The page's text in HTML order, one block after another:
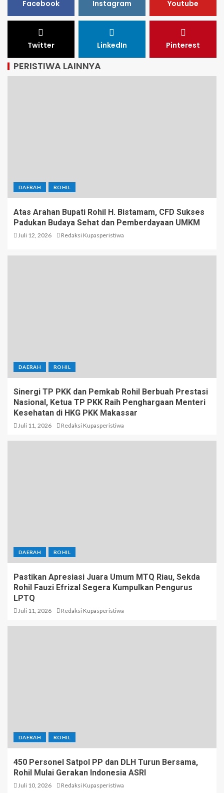
Facebook Instagram Youtube
Twitter LinkedIn Pinterest
PERISTIWA LAINNYA
DAERAH ROHIL
Atas Arahan Bupati Rohil H. Bistamam, CFD Sukses
Padukan Budaya Sehat dan Pemberdayaan UMKM
Juli 12, 2026 Redaksi Kupasperistiwa
DAERAH ROHIL
Sinergi TP PKK dan Pemkab Rohil Berbuah Prestasi
Nasional, Ketua TP PKK Raih Penghargaan Menteri
Kesehatan di HKG PKK Makassar
Juli 11, 2026 Redaksi Kupasperistiwa
DAERAH ROHIL
Pastikan Apresiasi Juara Umum MTQ Riau, Sekda
Rohil Fauzi Efrizal Segera Kumpulkan Pengurus
LPTQ
Juli 11, 2026 Redaksi Kupasperistiwa
DAERAH ROHIL
450 Personel Satpol PP dan DLH Turun Bersama,
Rohil Mulai Gerakan Indonesia ASRI
Juli 10, 2026 Redaksi Kupasperistiwa